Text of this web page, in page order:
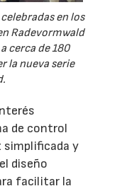
en los
Radevormwald
cerca de 180
la nueva serie
de control
y
diseño
facilitar la